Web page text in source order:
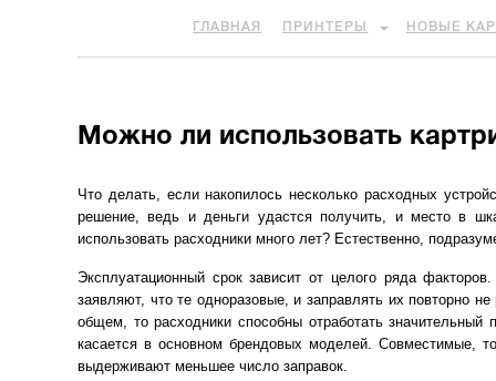
ГЛАВНАЯ ПРИНТЕРЫ НОВЫЕ
Можно ли использовать
Что делать, если накопилось несколько расходных
решение, ведь и деньги удастся получить, и место в
использовать расходники много лет? Естественно,
Эксплуатационный срок зависит от целого ряда
заявляют, что те одноразовые, и заправлять их повторно
общем, то расходники способны отработать
касается в основном брендовых моделей. Совместимые,
выдерживают меньшее число заправок.